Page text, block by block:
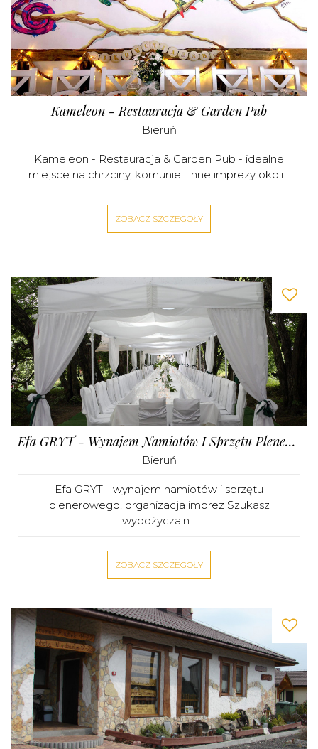
Kameleon - Restauracja & Garden Pub
Bieruń
Kameleon - Restauracja & Garden Pub - idealne
miejsce na chrzciny, komunie i inne imprezy okoli...
ZOBACZ SZCZEGÓŁY
Efa GRYT - Wynajem Namiotów I Sprzętu Plenerowego, Organizacja Imprez
Bieruń
Efa GRYT - wynajem namiotów i sprzętu
plenerowego, organizacja imprez Szukasz
wypożyczaln...
ZOBACZ SZCZEGÓŁY